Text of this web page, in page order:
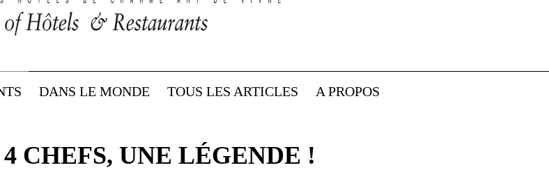
DANS LE MONDE TOUS LES ARTICLES A PROPOS
CHEFS, UNE LÉGENDE !